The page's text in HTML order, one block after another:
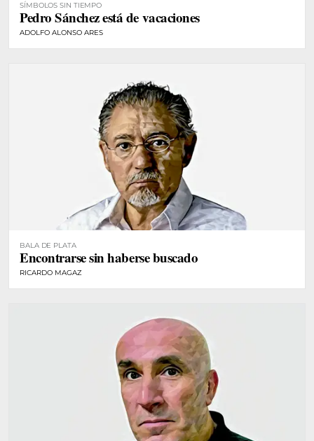
SÍMBOLOS SIN TIEMPO
Pedro Sánchez está de vacaciones
ADOLFO ALONSO ARES
BALA DE PLATA
Encontrarse sin haberse buscado
RICARDO MAGAZ